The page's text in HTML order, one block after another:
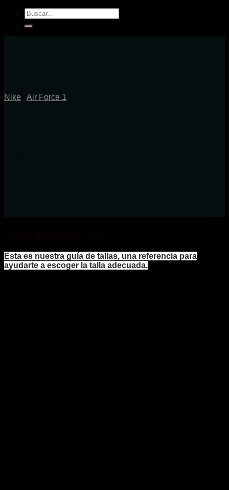
Buscar
por:
Nike Air Force 1
Esta es nuestra guía de tallas, una referencia para
ayudarte a escoger la talla adecuada.